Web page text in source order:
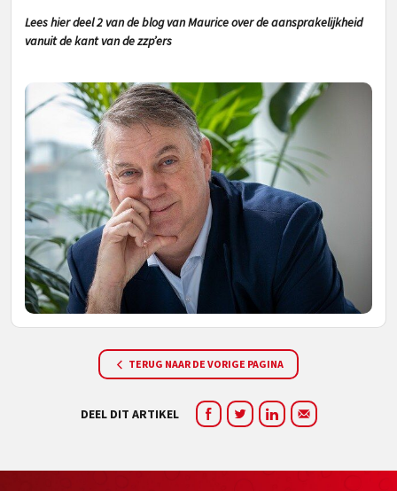
Lees hier deel 2 van de blog van Maurice over de aansprakelijkheid
vanuit de kant van de zzp’ers
TERUG NAAR DE VORIGE PAGINA
DEEL DIT ARTIKEL